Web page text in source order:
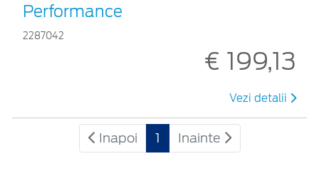
Performance
2287042
€ 199,13
Vezi detalii
Inapoi 1 Inainte